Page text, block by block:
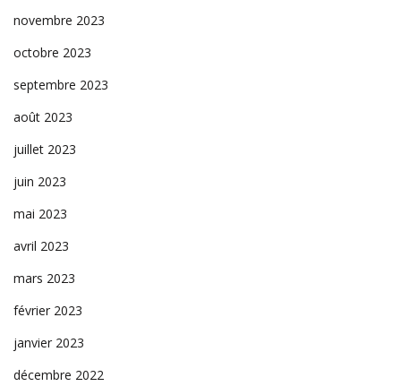
novembre 2023
octobre 2023
septembre 2023
août 2023
juillet 2023
juin 2023
mai 2023
avril 2023
mars 2023
février 2023
janvier 2023
décembre 2022